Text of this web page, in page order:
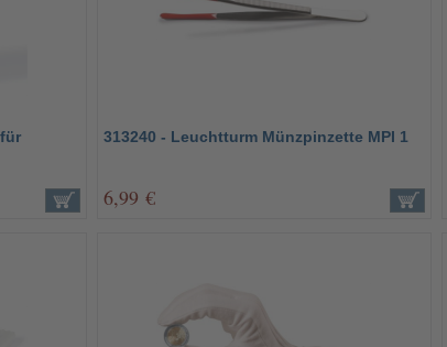
313240 - Leuchtturm Münzpinzette MPI 1
6,99 €